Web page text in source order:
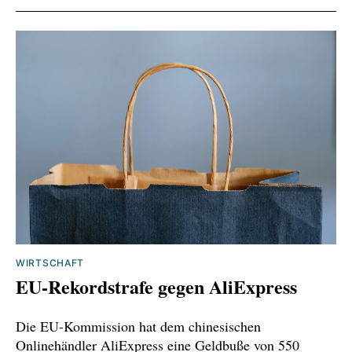
weniger/
dienste/Verdienste-GenderPayGap/_inhalt.html
https://www.equalpayday.de
https://www.tagesschau.de/wirtschaft/arbeitsm
arkt/gender-pay-gap-lohnluecke-frauen-
100.html
WIRTSCHAFT
EU-Rekordstrafe gegen AliExpress
Die EU-Kommission hat dem chinesischen
Onlinehändler AliExpress eine Geldbuße von 550